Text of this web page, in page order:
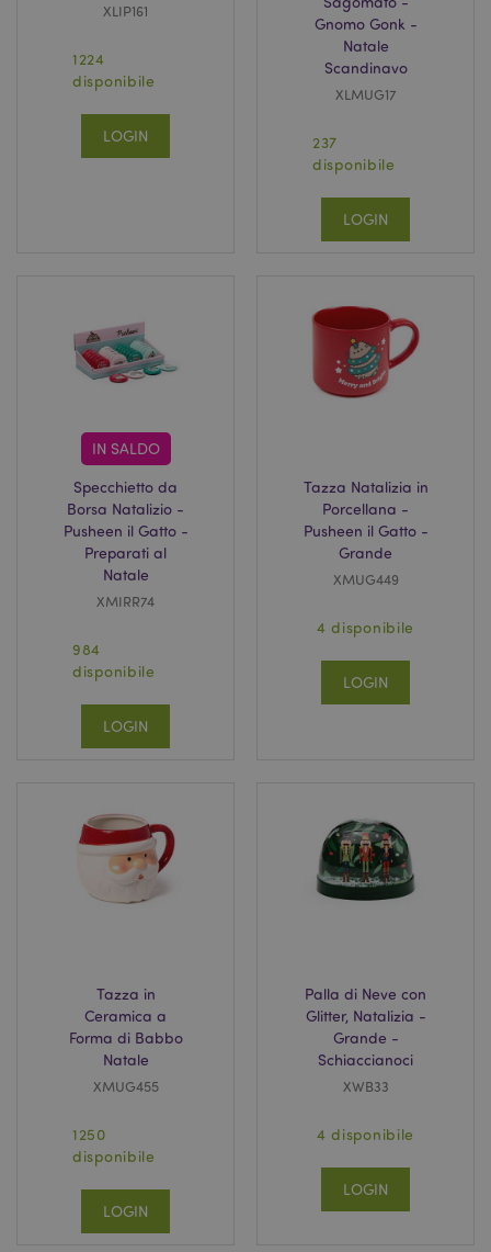
XLIP161
1224
disponibile
LOGIN
Gnomo Gonk -
Natale
Scandinavo
XLMUG17
237
disponibile
LOGIN
IN SALDO
Specchietto da
Borsa Natalizio -
Pusheen il Gatto -
Preparati al
Natale
XMIRR74
984
disponibile
LOGIN
Tazza Natalizia in
Porcellana -
Pusheen il Gatto -
Grande
XMUG449
4 disponibile
LOGIN
Tazza in
Ceramica a
Forma di Babbo
Natale
XMUG455
1250
disponibile
LOGIN
Palla di Neve con
Glitter, Natalizia -
Grande -
Schiaccianoci
XWB33
4 disponibile
LOGIN
Adobe Inc.
www.puckator.it
www.puckator.it
recently_compared_product
Adobe Inc.
www.puckator.it
recently_compared_product_previous
product_data_storage
www.puckator.it
PHPSESSID
PHP.net
www.puckator.it